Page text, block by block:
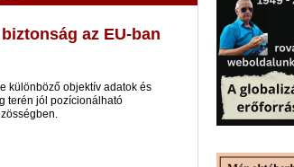
az EU-ban
különböző objektív adatok és
terén jól pozícionálható